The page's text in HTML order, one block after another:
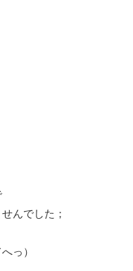
んでした；
っ）